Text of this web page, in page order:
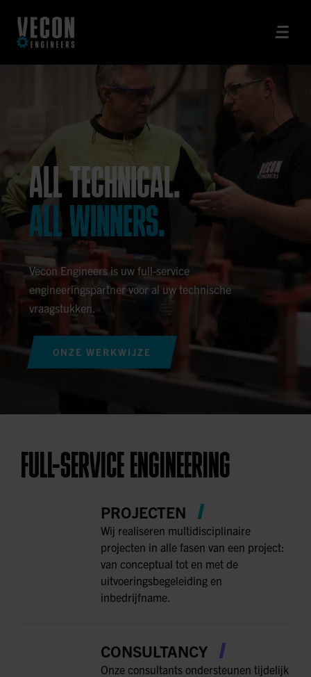
ALL TECHNICAL.
ALL WINNERS.
Vecon Engineers is uw full-service
engineeringspartner voor al uw technische
vraagstukken.
ONZE WERKWIJZE
FULL-SERVICE ENGINEERING
PROJECTEN
Wij realiseren multidisciplinaire
projecten in alle fasen van een project:
van conceptual tot en met de
uitvoeringsbegeleiding en
inbedrijfname.
CONSULTANCY
Onze consultants ondersteunen tijdelijk